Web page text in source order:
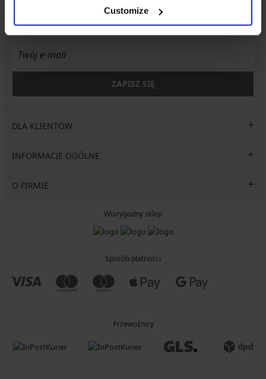
Customize
Czy chcesz być informowany o nowościach?
ZAPISZ SIĘ
DLA KLIENTÓW
INFORMACJE OGÓLNE
O FIRMIE
Wiarygodny sklep
Sposób płatności
Przewoźnicy